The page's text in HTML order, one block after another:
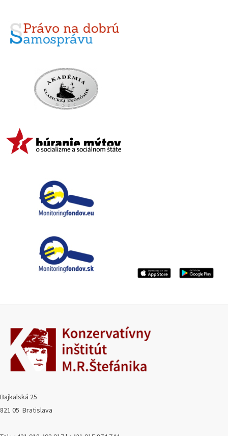
Bajkalská 25
821 05 Bratislava